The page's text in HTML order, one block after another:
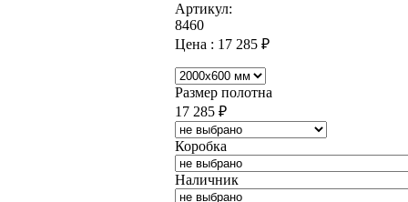
Артикул:
8460
Цена : 17 285 ₽
Размер полотна
17 285 ₽
Коробка
Наличник